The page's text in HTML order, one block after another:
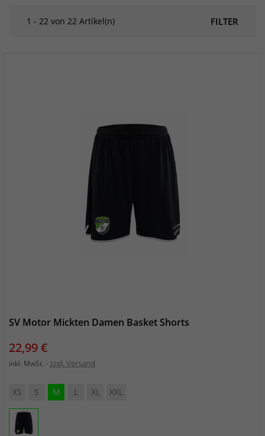
FILTER
1 - 22 von 22 Artikel(n)
SV Motor Mickten Damen Basket Shorts
Preis
22,99 €
inkl. MwSt. zzgl. Versand
XS S M L XL XXL